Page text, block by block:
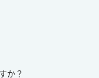
か？